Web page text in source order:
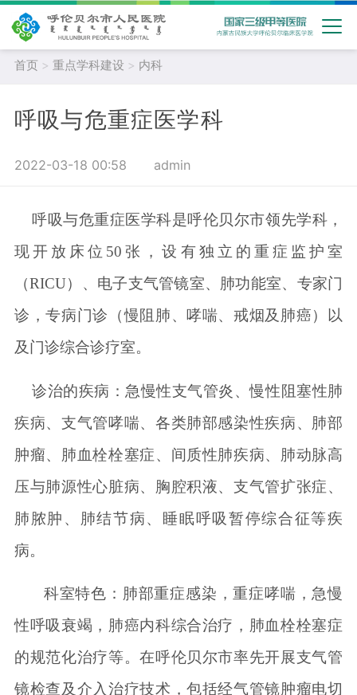
首页 > 重点学科建设 > 内科
呼吸与危重症医学科
2022-03-18 00:58 admin
呼吸与危重症医学科是呼伦贝尔市领先学科，
现开放 床位 50 张，设有独立的重症监护室
（RICU）
、 电子支气管镜室、 肺功能室、 专家门
诊，专病门诊（慢阻肺、哮喘、戒烟及肺癌）以
及门诊综合诊疗室。
诊治的疾病：急慢性支气管炎、慢性阻塞性肺
疾病、支气管哮喘、 各类肺部感染性疾病、 肺部
肿瘤、肺血栓栓塞症、间质性肺疾病、肺动脉高
压与肺源性心脏病、
胸腔积液、支气管扩张症、
肺脓肿、肺结节病、睡眠呼吸暂停综合征等疾
病。
科室特色：肺部重症感染，重症哮喘， 急慢
性呼吸衰竭，肺癌内科综合治疗，肺血栓栓塞症
的规范化治疗等。在呼伦贝尔市率先开展支气管
镜检查及介入治疗技术，包括经气管镜肿瘤电切